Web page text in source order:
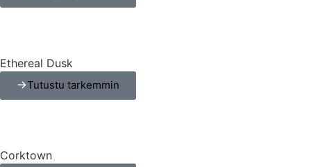
Ethereal Dusk
Tutustu tarkemmin
Corktown